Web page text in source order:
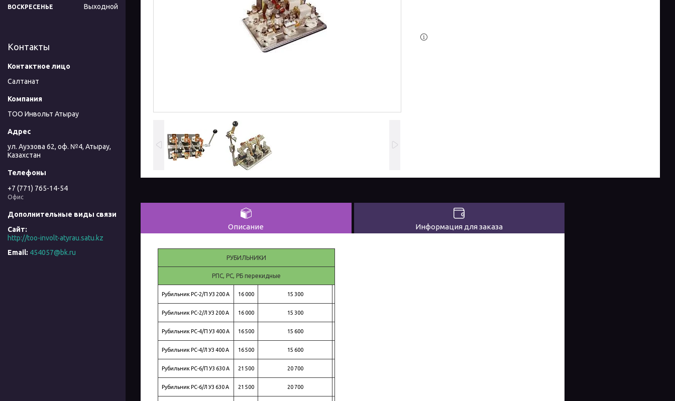
Описание Информация для заказа
РУБИЛЬНИКИ
РПС, РС, РБ перекидные
Рубильник РС-2/П У3 200 А 16 000 15 300
Рубильник РС-2/Л У3 200 А 16 000 15 300
Рубильник РС-4/П У3 400 А 16 500 15 600
Рубильник РС-4/Л У3 400 А 16 500 15 600
Рубильник РС-6/П У3 630 А 21 500 20 700
Рубильник РС-6/Л У3 630 А 21 500 20 700
ВОСКРЕСЕНЬЕ Выходной
Контакты
Салтанат
ТОО Инвольт Атырау
ул. Ауэзова 62, оф. №4, Атырау,
Казахстан
+7 (771) 765-14-54
Офис
http://too-involt-atyrau.satu.kz
454057@bk.ru